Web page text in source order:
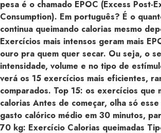
pesa é o chamado EPOC (Excess Post-
Consumption). Em português? É o
continua queimando calorias mesmo
Exercícios mais intensos geram mais
ouro pra quem quer secar. Ou seja, o
intensidade, volume e no tipo de
verá os 15 exercícios mais eficientes,
comparados. Top 15: os exercícios que
calorias Antes de começar, olha só
gasto calórico médio em 30 minutos,
70 kg: Exercício Calorias queimadas